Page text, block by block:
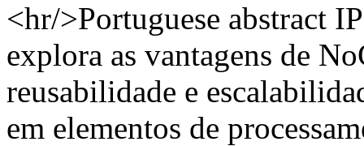
<hr/>Portuguese abstract
explora as vantagens de
reusabilidade e
em elementos de